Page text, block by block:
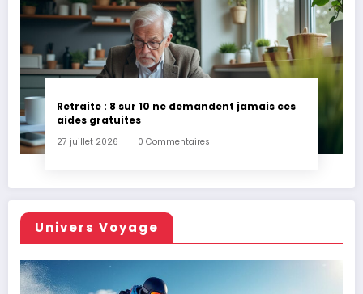
Retraite : 8 sur 10 ne demandent jamais ces
aides gratuites
27 juillet 2026 0 Commentaires
Univers Voyage